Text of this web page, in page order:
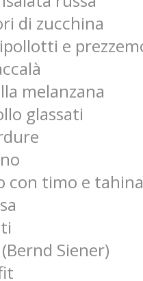
di zucchina
e
melanzana
glassati
con timo e tahina
Siener)